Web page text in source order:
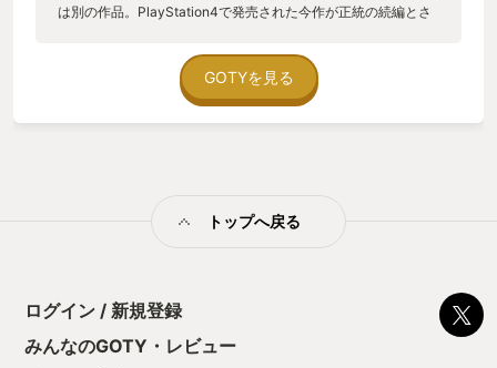
は別の作品。PlayStation4で発売された今作が正統の続編とさ
聞くがそれもクラッシュ・バンディクーの良いところ!! 格好
良くて、可愛いクラッシュを是非プレイしてもらいたい!!!!
GOTYを見る
トップへ戻る
ログイン / 新規登録
みんなのGOTY・レビュー